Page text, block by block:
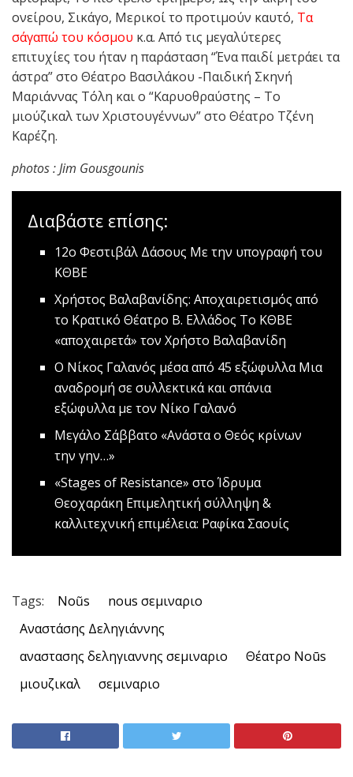
ονείρου, Σικάγο, Μερικοί το προτιμούν καυτό, Τα
σ΄αγαπώ του κόσμου κ.α. Από τις μεγαλύτερες
επιτυχίες του ήταν η παράσταση “Ένα παιδί μετράει τα
άστρα” στο Θέατρο Βασιλάκου -Παιδική Σκηνή
Μαριάννας Τόλη και ο “Καρυοθραύστης – Το
μιούζικαλ των Χριστουγέννων” στο Θέατρο Τζένη
Καρέζη.
photos : Jim Gousgounis
Διαβάστε επίσης:
12ο Φεστιβάλ Δάσους Με την υπογραφή του
ΚΘΒΕ
Χρήστος Βαλαβανίδης: Aποχαιρετισμός από
το Κρατικό Θέατρο Β. Ελλάδος Το ΚΘΒΕ
«αποχαιρετά» τον Χρήστο Βαλαβανίδη
Ο Νίκος Γαλανός μέσα από 45 εξώφυλλαΜια
αναδρομή σε συλλεκτικά και σπάνια
εξώφυλλα με τον Νίκο Γαλανό
Μεγάλο Σάββατο «Ανάστα ο Θεός κρίνων
την γην…»
«Stages of Resistance» στο Ίδρυμα
Θεοχαράκη Επιμελητική σύλληψη &
καλλιτεχνική επιμέλεια: Ραφίκα Σαουίς
Tags: Noũs
nous σεμιναριο
Αναστάσης Δεληγιάννης
αναστασης δεληγιαννης σεμιναριο
Θέατρο Noūs
μιουζικαλ
σεμιναριο